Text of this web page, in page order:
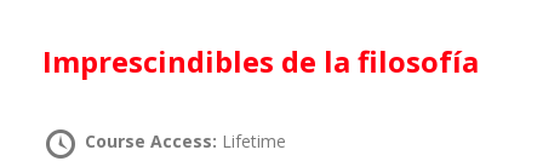
Imprescindibles de la filosofía
Course Access: Lifetime